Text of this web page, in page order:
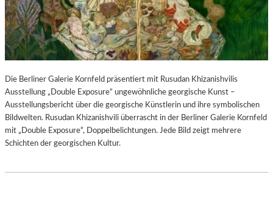
Die Berliner Galerie Kornfeld präsentiert mit Rusudan Khizanishvilis
Ausstellung „Double Exposure“ ungewöhnliche georgische Kunst –
Ausstellungsbericht über die georgische Künstlerin und ihre symbolischen
Bildwelten. Rusudan Khizanishvili überrascht in der Berliner Galerie Kornfeld
mit „Double Exposure“, Doppelbelichtungen. Jede Bild zeigt mehrere
Schichten der georgischen Kultur.